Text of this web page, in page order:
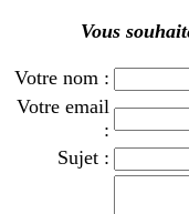
Vous
Votre nom :
Votre email
:
Sujet :